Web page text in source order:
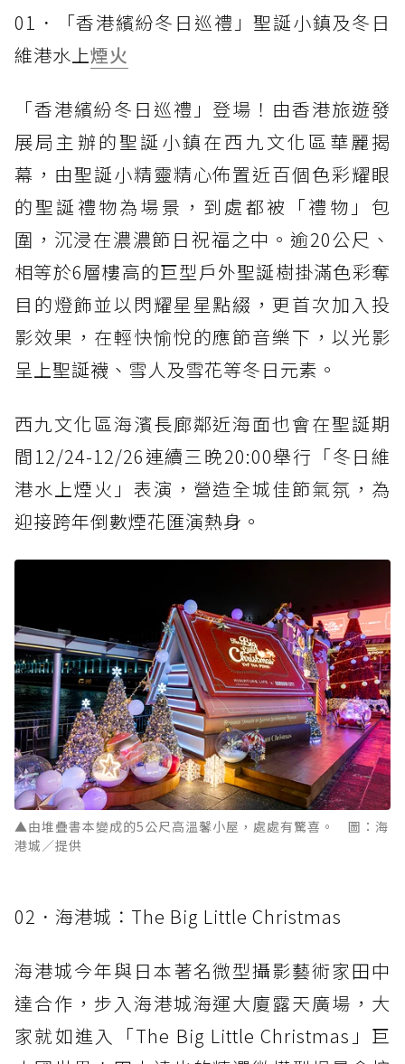
01．「香港繽紛冬日巡禮」聖誕小鎮及冬日
維港水上煙火
「香港繽紛冬日巡禮」登場！由香港旅遊發
展局主辦的聖誕小鎮在西九文化區華麗揭
幕，由聖誕小精靈精心佈置近百個色彩耀眼
的聖誕禮物為場景，到處都被「禮物」包
圍，沉浸在濃濃節日祝福之中。逾20公尺、
相等於6層樓高的巨型戶外聖誕樹掛滿色彩奪
目的燈飾並以閃耀星星點綴，更首次加入投
影效果，在輕快愉悅的應節音樂下，以光影
呈上聖誕襪、雪人及雪花等冬日元素。
西九文化區海濱長廊鄰近海面也會在聖誕期
間12/24-12/26連續三晚20:00舉行「冬日維
港水上煙火」表演，營造全城佳節氣氛，為
迎接跨年倒數煙花匯演熱身。
▲由堆疊書本變成的5公尺高溫馨小屋，處處有驚喜。 圖：海
港城／提供
02．海港城：The Big Little Christmas
海港城今年與日本著名微型攝影藝術家田中
達合作，步入海港城海運大廈露天廣場，大
家就如進入「The Big Little Christmas」巨